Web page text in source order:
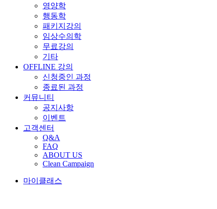
영양학
행동학
패키지강의
임상수의학
무료강의
기타
OFFLINE 강의
신청중인 과정
종료된 과정
커뮤니티
공지사항
이벤트
고객센터
Q&A
FAQ
ABOUT US
Clean Campaign
마이클래스